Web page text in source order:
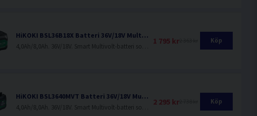
HiKOKI BSL36B18X Batteri 36V/18V Multivolt (4,0Ah/8,0Ah)
1 795 kr Köp
HiKOKI BSL3640MVT Batteri 36V/18V Multivolt (4,0Ah/8,0Ah) 2160W
2 295 kr Köp